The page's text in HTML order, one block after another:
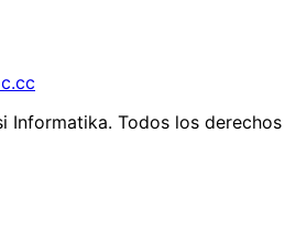
Informatika. Todos los derechos